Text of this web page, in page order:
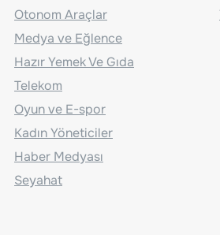
Otonom Araçlar
Medya ve Eğlence
Hazır Yemek Ve Gıda
Telekom
Oyun ve E-spor
Kadın Yöneticiler
Haber Medyası
Seyahat